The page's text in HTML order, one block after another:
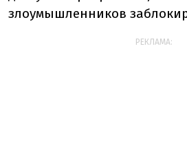
злоумышленников
РЕКЛАМА: